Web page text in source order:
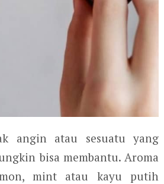
angin atau sesuatu yang
bisa membantu. Aroma
mint atau kayu putih